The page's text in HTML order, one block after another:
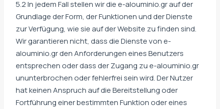
5.2 In jedem Fall stellen wir die e-alouminio.gr auf der
Grundlage der Form, der Funktionen und der Dienste
zur Verfügung, wie sie auf der Website zu finden sind.
Wir garantieren nicht, dass die Dienste von e-
alouminio.gr den Anforderungen eines Benutzers
entsprechen oder dass der Zugang zu e-alouminio.gr
ununterbrochen oder fehlerfrei sein wird. Der Nutzer
hat keinen Anspruch auf die Bereitstellung oder
Fortführung einer bestimmten Funktion oder eines